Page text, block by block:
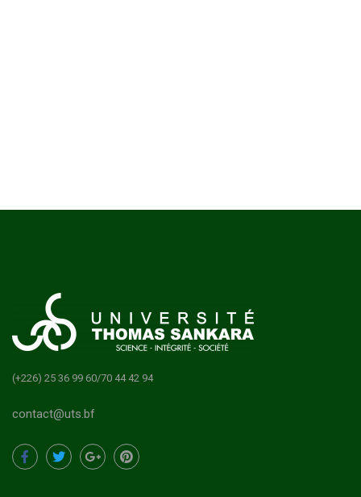
(+226) 25 36 99 60/70 44 42 94
contact@uts.bf